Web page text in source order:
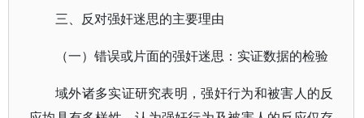
三、反对强奸迷思的主要理由
（一）错误或片面的强奸迷思：实证数据的检验
域外诸多实证研究表明，强奸行为和被害人的反